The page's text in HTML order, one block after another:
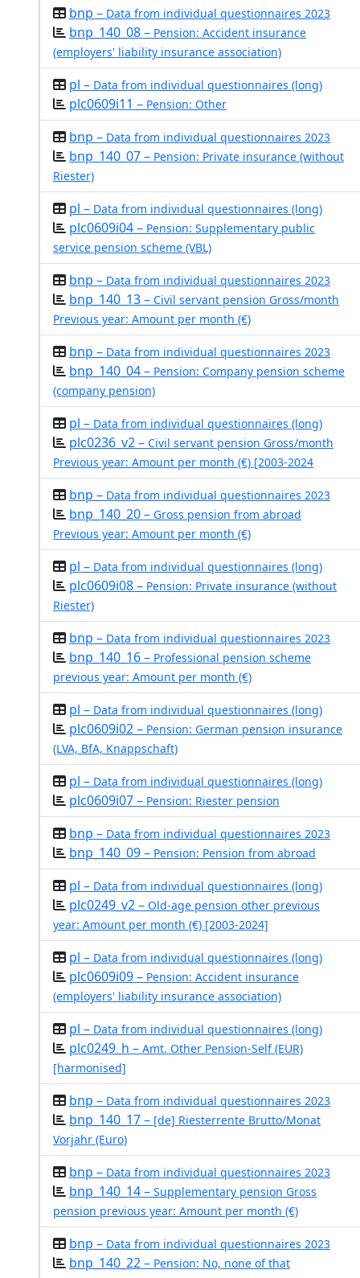
bnp – Data from individual questionnaires 2023
bnp_140_08 – Pension: Accident insurance
(employers' liability insurance association)
pl – Data from individual questionnaires (long)
plc0609i11 – Pension: Other
bnp – Data from individual questionnaires 2023
bnp_140_07 – Pension: Private insurance (without
Riester)
pl – Data from individual questionnaires (long)
plc0609i04 – Pension: Supplementary public
service pension scheme (VBL)
bnp – Data from individual questionnaires 2023
bnp_140_13 – Civil servant pension Gross/month
Previous year: Amount per month (€)
bnp – Data from individual questionnaires 2023
bnp_140_04 – Pension: Company pension scheme
(company pension)
pl – Data from individual questionnaires (long)
plc0236_v2 – Civil servant pension Gross/month
Previous year: Amount per month (€) [2003-2024
bnp – Data from individual questionnaires 2023
bnp_140_20 – Gross pension from abroad
Previous year: Amount per month (€)
pl – Data from individual questionnaires (long)
plc0609i08 – Pension: Private insurance (without
Riester)
bnp – Data from individual questionnaires 2023
bnp_140_16 – Professional pension scheme
previous year: Amount per month (€)
pl – Data from individual questionnaires (long)
plc0609i02 – Pension: German pension insurance
(LVA, BfA, Knappschaft)
pl – Data from individual questionnaires (long)
plc0609i07 – Pension: Riester pension
bnp – Data from individual questionnaires 2023
bnp_140_09 – Pension: Pension from abroad
pl – Data from individual questionnaires (long)
plc0249_v2 – Old-age pension other previous
year: Amount per month (€) [2003-2024]
pl – Data from individual questionnaires (long)
plc0609i09 – Pension: Accident insurance
(employers' liability insurance association)
pl – Data from individual questionnaires (long)
plc0249_h – Amt. Other Pension-Self (EUR)
[harmonised]
bnp – Data from individual questionnaires 2023
bnp_140_17 – [de] Riesterrente Brutto/Monat
Vorjahr (Euro)
bnp – Data from individual questionnaires 2023
bnp_140_14 – Supplementary pension Gross
pension previous year: Amount per month (€)
bnp – Data from individual questionnaires 2023
bnp_140_22 – Pension: No, none of that